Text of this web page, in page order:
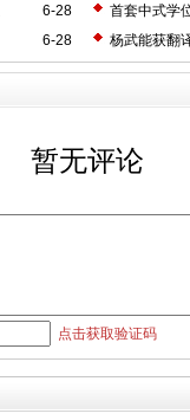
6-28
首套中式学
6-28
杨武能获翻
暂无评论
点击获取验证码